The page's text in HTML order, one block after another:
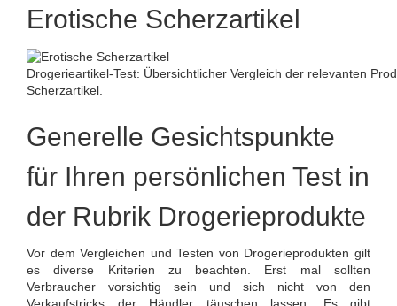
Erotische Scherzartikel
Drogerieartikel-Test: Übersichtlicher Vergleich der relevanten
Scherzartikel.
Generelle Gesichtspunkte
für Ihren persönlichen Test in
der Rubrik Drogerieprodukte
Vor dem Vergleichen und Testen von Drogerieprodukten gilt
es diverse Kriterien zu beachten. Erst mal sollten
Verbraucher vorsichtig sein und sich nicht von den